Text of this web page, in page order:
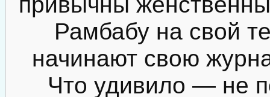
Рамбабу на свой
начинают свою
Что удивило — не